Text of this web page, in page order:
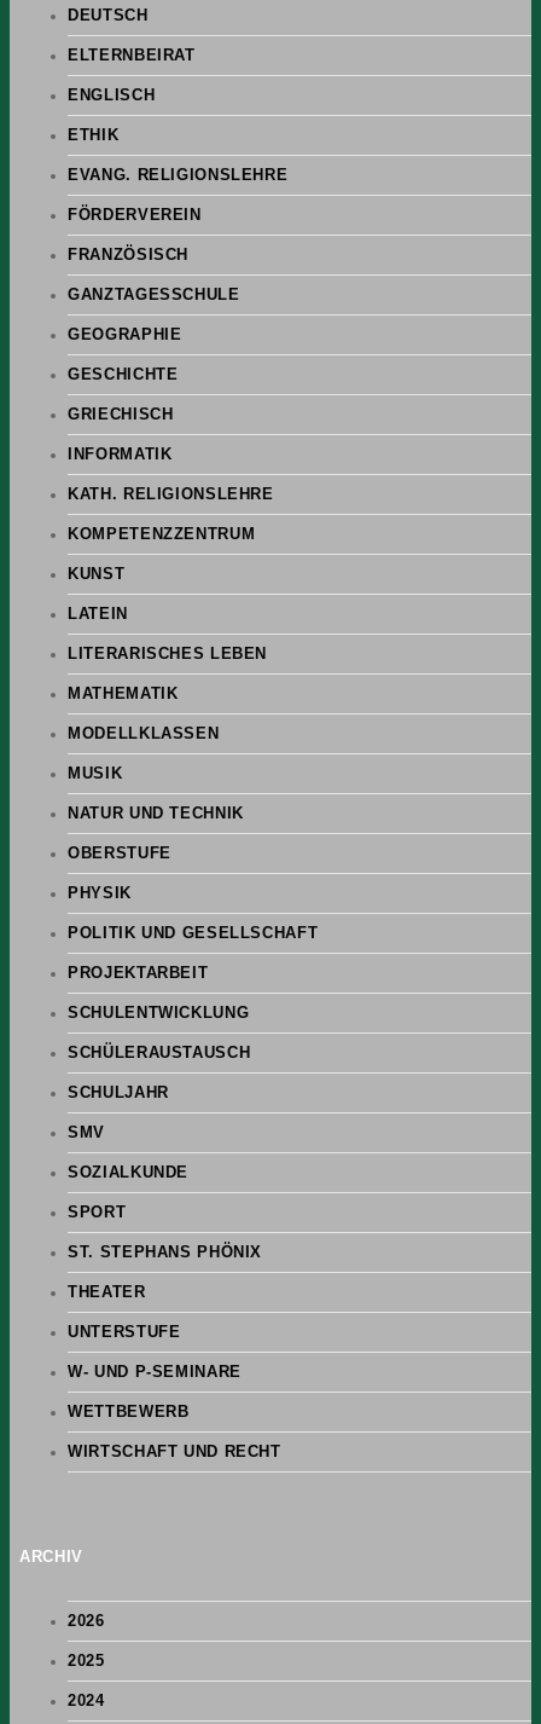
DEUTSCH
ELTERNBEIRAT
ENGLISCH
ETHIK
EVANG. RELIGIONSLEHRE
FÖRDERVEREIN
FRANZÖSISCH
GANZTAGESSCHULE
GEOGRAPHIE
GESCHICHTE
GRIECHISCH
INFORMATIK
KATH. RELIGIONSLEHRE
KOMPETENZZENTRUM
KUNST
LATEIN
LITERARISCHES LEBEN
MATHEMATIK
MODELLKLASSEN
MUSIK
NATUR UND TECHNIK
OBERSTUFE
PHYSIK
POLITIK UND GESELLSCHAFT
PROJEKTARBEIT
SCHULENTWICKLUNG
SCHÜLERAUSTAUSCH
SCHULJAHR
SMV
SOZIALKUNDE
SPORT
ST. STEPHANS PHÖNIX
THEATER
UNTERSTUFE
W- UND P-SEMINARE
WETTBEWERB
WIRTSCHAFT UND RECHT
ARCHIV
2026
2025
2024